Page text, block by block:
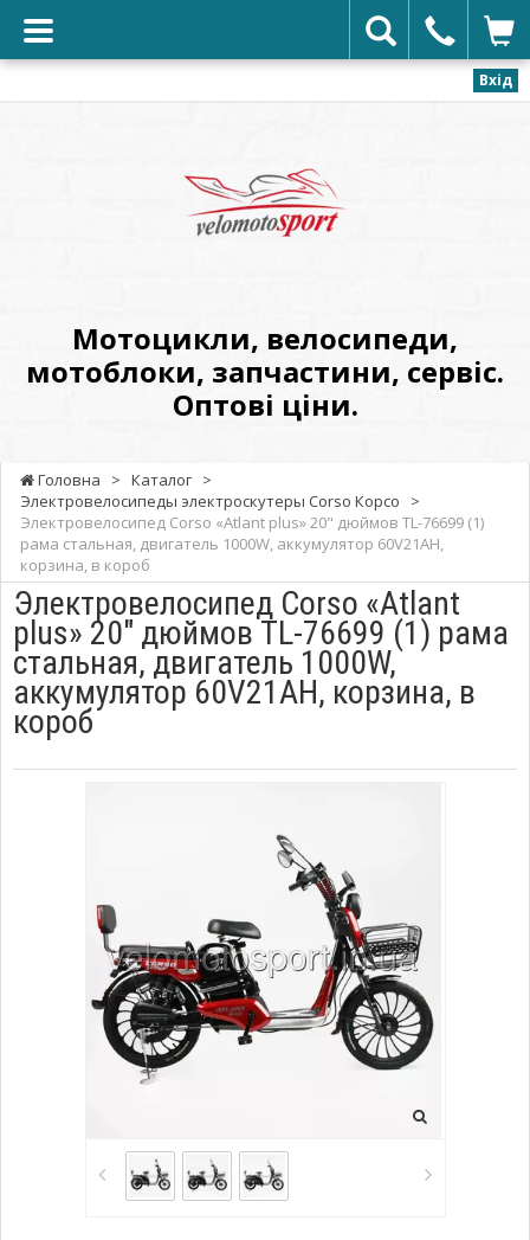
Вхід
Оптові
ціни.
Мотоцикли, велосипеди,
мотоблоки, запчастини, сервіс.
Оптові ціни.
Головна > Каталог >
Электровелосипеды электроскутеры Corso Корсо
>
Электровелосипед Corso «Atlant plus» 20" дюймов TL-76699 (1)
рама стальная, двигатель 1000W, аккумулятор 60V21AH,
корзина, в короб
Электровелосипед Corso «Atlant
plus» 20" дюймов TL-76699 (1) рама
стальная, двигатель 1000W,
аккумулятор 60V21AH, корзина, в
короб